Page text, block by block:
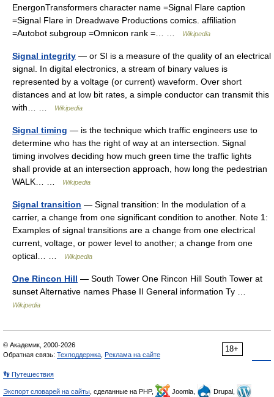
EnergonTransformers character name =Signal Flare caption
=Signal Flare in Dreadwave Productions comics. affiliation
=Autobot subgroup =Omnicon rank =… …
Wikipedia
Signal integrity — or SI is a measure of the quality of an electrical
signal. In digital electronics, a stream of binary values is
represented by a voltage (or current) waveform. Over short
distances and at low bit rates, a simple conductor can transmit this
with… …
Wikipedia
Signal timing — is the technique which traffic engineers use to
determine who has the right of way at an intersection. Signal
timing involves deciding how much green time the traffic lights
shall provide at an intersection approach, how long the pedestrian
WALK… …
Wikipedia
Signal transition — Signal transition: In the modulation of a
carrier, a change from one significant condition to another. Note 1:
Examples of signal transitions are a change from one electrical
current, voltage, or power level to another; a change from one
optical… …
Wikipedia
One Rincon Hill — South Tower One Rincon Hill South Tower at
sunset Alternative names Phase II General information Ty …
Wikipedia
18+
© Академик, 2000-2026
Обратная связь: Техподдержка Реклама на сайте
👣 Путешествия
Экспорт словарей на сайты , сделанные на PHP, Joomla,
Drupal,